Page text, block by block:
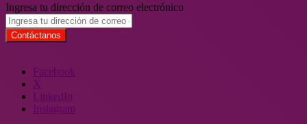
Ingresa tu dirección de correo electrónico
Facebook
X
LinkedIn
Instagram